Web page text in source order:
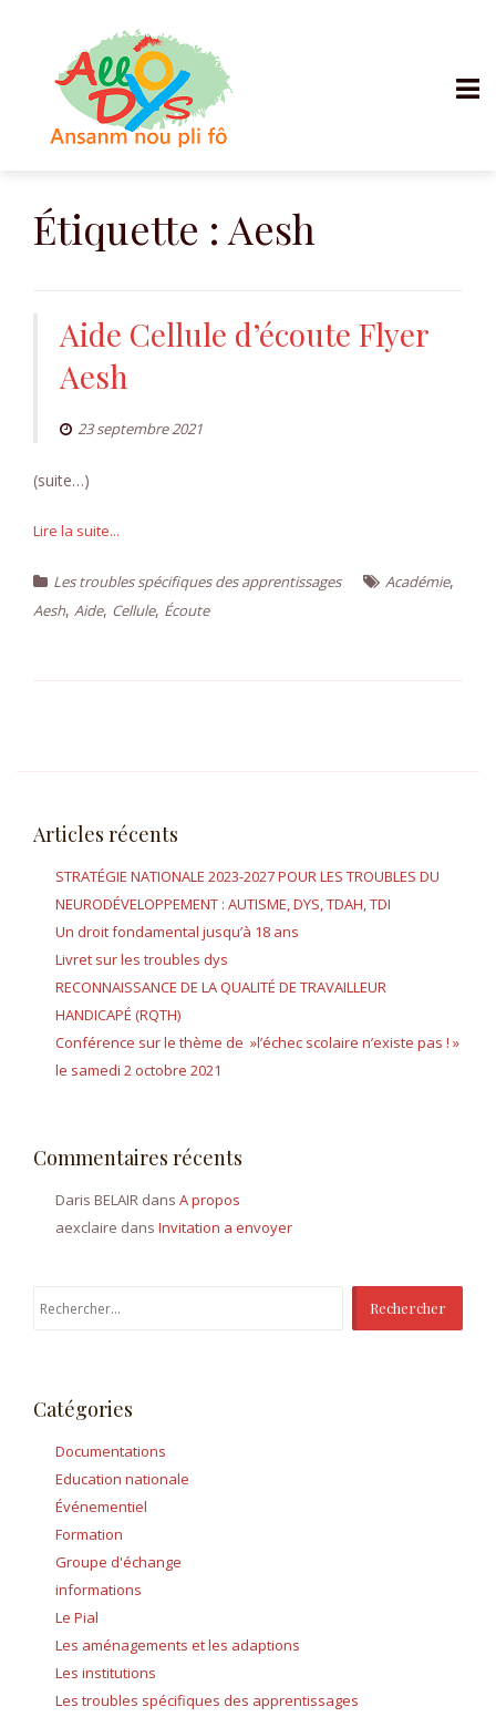
contenuÉtiquette : Aesh
Aide Cellule d’écoute Flyer
Aesh
23 septembre 2021
(suite…)
Lire la suite...
Les troubles spécifiques des apprentissages Académie,
Aesh, Aide, Cellule, Écoute
Articles récents
STRATÉGIE NATIONALE 2023-2027 POUR LES TROUBLES DU
NEURODÉVELOPPEMENT : AUTISME, DYS, TDAH, TDI
Un droit fondamental jusqu’à 18 ans
Livret sur les troubles dys
RECONNAISSANCE DE LA QUALITÉ DE TRAVAILLEUR
HANDICAPÉ (RQTH)
Conférence sur le thème de »l’échec scolaire n’existe pas ! »
le samedi 2 octobre 2021
Commentaires récents
Daris BELAIR dans A propos
aexclaire dans Invitation a envoyer
Rechercher :
Catégories
Documentations
Education nationale
Événementiel
Formation
Groupe d'échange
informations
Le Pial
Les aménagements et les adaptions
Les institutions
Les troubles spécifiques des apprentissages